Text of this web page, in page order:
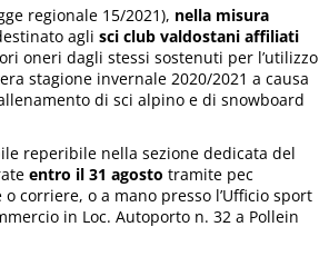
regionale 15/2021), nella misura
agli sci club valdostani affiliati
oneri dagli stessi sostenuti per l’utilizzo
stagione invernale 2020/2021 a causa
di sci alpino e di snowboard
reperibile nella sezione dedicata del
entro il 31 agosto tramite pec
corriere, o a mano presso l’Ufficio sport
in Loc. Autoporto n. 32 a Pollein